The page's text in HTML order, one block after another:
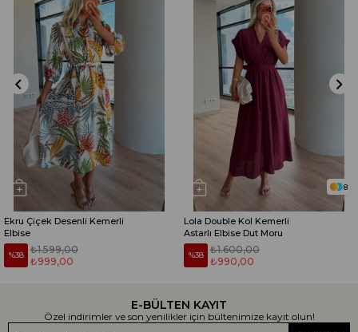
Ekru Çiçek Desenli Kemerli
Elbise
%38
₺999,00
₺1.599,00
Lola Double Kol Kemerli
Astarlı Elbise Dut Moru
%38
₺990,00
₺1.600,00
8
E-BÜLTEN KAYIT
Özel indirimler ve son yenilikler için bültenimize kayıt olun!